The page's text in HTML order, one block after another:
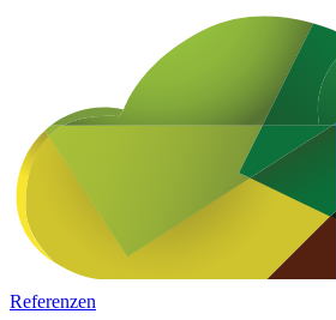
Referenzen